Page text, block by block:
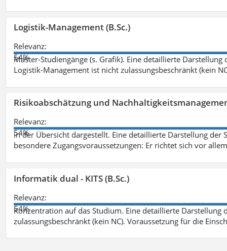
Logistik-Management (B.Sc.)
Relevanz:
54%
Master-Studiengänge (s. Grafik). Eine detaillierte
Logistik-Management ist nicht zulassungsbeschränkt (kein
Risikoabschätzung und
Relevanz:
54%
in der Übersicht dargestellt. Eine detaillierte Darstellung der
besondere Zugangsvoraussetzungen: Er richtet sich vor
Informatik dual - KITS (B.Sc.)
Relevanz:
54%
Konzentration auf das Studium. Eine detaillierte
zulassungsbeschränkt (kein NC). Voraussetzung für die